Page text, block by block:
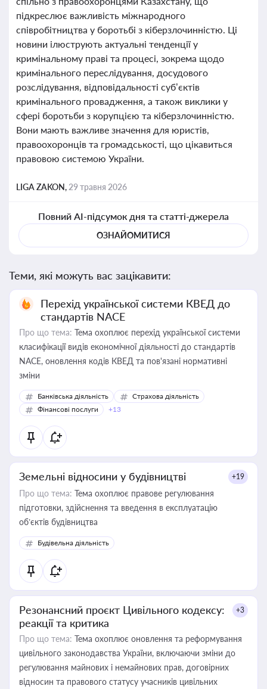
підкреслює важливість міжнародного
співробітництва у боротьбі з кіберзлочинністю. Ці
новини ілюструють актуальні тенденції у
кримінальному праві та процесі, зокрема щодо
кримінального переслідування, досудового
розслідування, відповідальності суб’єктів
кримінального провадження, а також виклики у
сфері боротьби з корупцією та кіберзлочинністю.
Вони мають важливе значення для юристів,
правоохоронців та громадськості, що цікавиться
правовою системою України.
LIGA ZAKON, 29 травня 2026
Повний AI-підсумок дня та статті-джерела
ОЗНАЙОМИТИСЯ
Теми, які можуть вас зацікавити:
Перехід української системи КВЕД до
стандартів NACE
Про що тема: Тема охоплює перехід української системи
класифікації видів економічної діяльності до стандартів
NACE, оновлення кодів КВЕД та пов'язані нормативні
зміни
Банківська діяльність
Страхова діяльність
Фінансові послуги
+13
Земельні відносини у будівництві +19
Про що тема: Тема охоплює правове регулювання
підготовки, здійснення та введення в експлуатацію
об’єктів будівництва
Будівельна діяльність
Резонансний проєкт Цивільного кодексу:
реакції та критика
+3
Про що тема: Тема охоплює оновлення та реформування
цивільного законодавства України, включаючи зміни до
регулювання майнових і немайнових прав, договірних
відносин та правового статусу учасників цивільних